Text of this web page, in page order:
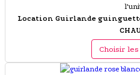
Location Guirlande guinguette
Choisir